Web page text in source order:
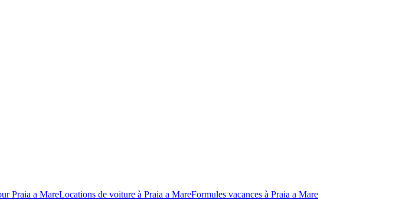
Praia a MareLocations de voiture à Praia a MareFormules vacances à Praia a Mare